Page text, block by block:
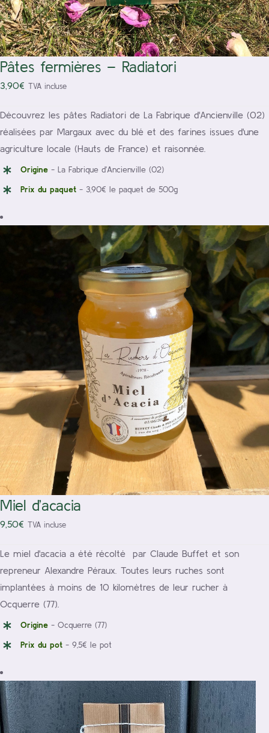
Pâtes fermières – Radiatori
3,90€ TVA incluse
Découvrez les pâtes Radiatori de La Fabrique d'Ancienville (02)
réalisées par Margaux avec du blé et des farines issues d'une
agriculture locale (Hauts de France) et raisonnée.
Origine- La Fabrique d'Ancienville (02)
Prix du paquet - 3,90€ le paquet de 500g
Ajouter au panier
/
Détails
Miel d’acacia
9,50€ TVA incluse
Le miel d'acacia a été récolté par Claude Buffet et son
repreneur Alexandre Péraux. Toutes leurs ruches sont
implantées à moins de 10 kilomètres de leur rucher à
Ocquerre (77).
Origine- Ocquerre (77)
Prix du pot - 9,5€ le pot